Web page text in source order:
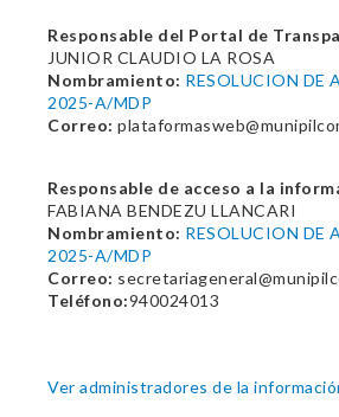
Responsable del Portal de
JUNIOR CLAUDIO LA ROSA
Nombramiento: RESOLUCION DE
2025-A/MDP
Correo:
Responsable de acceso a la
FABIANA BENDEZU LLANCARI
Nombramiento: RESOLUCION DE
2025-A/MDP
Correo:
Teléfono:940024013
Ver administradores de la